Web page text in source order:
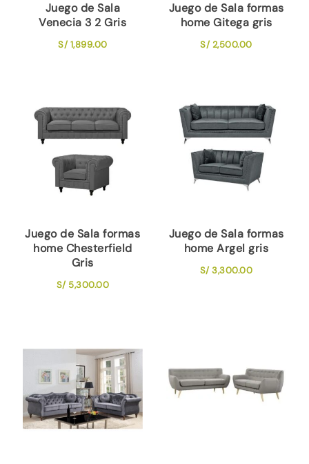
Juego de Sala
Venecia 3 2 Gris
S/1,899.00
Juego de Sala formas
home Gitega gris
S/2,500.00
Juego de Sala formas
home Chesterfield
Gris
S/5,300.00
Juego de Sala formas
home Argel gris
S/3,300.00